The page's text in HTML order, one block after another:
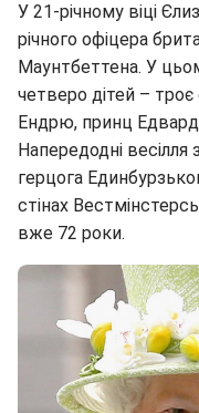
У 21-річному віці
річного офіцера
Маунтбеттена. У
четверо дітей –
Ендрю, принц Едвард
Напередодні
герцога
стінах
вже 72 роки.